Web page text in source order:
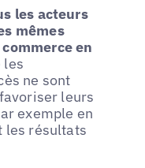
les acteurs
mêmes
en
les
ne sont
leurs
exemple en
les résultats